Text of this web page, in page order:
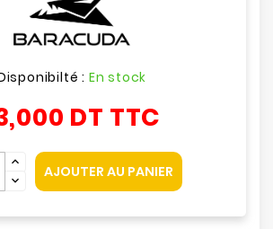
: En stock
DT TTC
AJOUTER AU PANIER